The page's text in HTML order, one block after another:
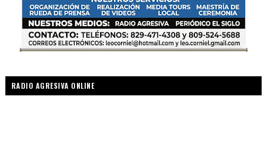
RADIO AGRESIVA ONLINE